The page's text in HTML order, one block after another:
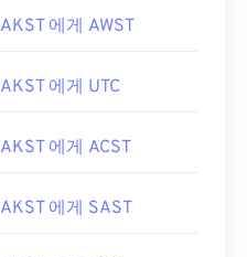
AKST 에게 AWST
AKST 에게 UTC
AKST 에게 ACST
AKST 에게 SAST